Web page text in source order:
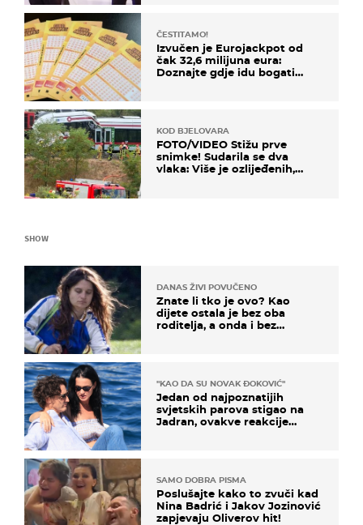
ČESTITAMO!
Izvučen je Eurojackpot od
čak 32,6 milijuna eura:
Doznajte gdje idu bogati
KOD BJELOVARA
FOTO/VIDEO Stižu prve
snimke! Sudarila se dva
vlaka: Više je ozlijeđenih,
SHOW
DANAS ŽIVI POVUČENO
Znate li tko je ovo? Kao
dijete ostala je bez oba
roditelja, a onda i bez
"KAO DA SU NOVAK ĐOKOVIĆ"
Jedan od najpoznatijih
svjetskih parova stigao na
Jadran, ovakve reakcije
SAMO DOBRA PISMA
Poslušajte kako to zvuči kad
Nina Badrić i Jakov Jozinović
zapjevaju Oliverov hit!